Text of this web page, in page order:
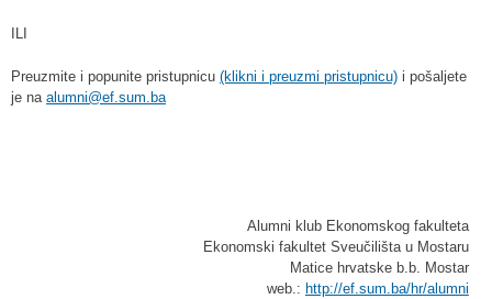
Preuzmite i popunite pristupnicu (klikni i preuzmi pristupnicu) i pošaljete
je na alumni@ef.sum.ba
Alumni klub Ekonomskog fakulteta
Ekonomski fakultet Sveučilišta u Mostaru
Matice hrvatske b.b. Mostar
web.: http://ef.sum.ba/hr/alumni